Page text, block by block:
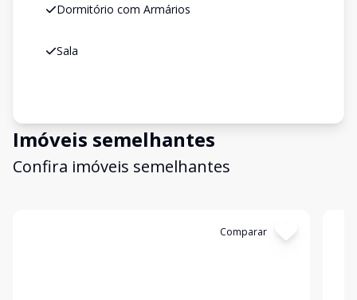
Dormitório com Armários
Sala
Imóveis semelhantes
Confira imóveis semelhantes
Comparar